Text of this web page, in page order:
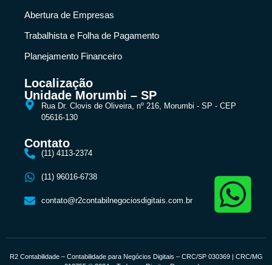
Abertura de Empresas
Trabalhista e Folha de Pagamento
Planejamento Financeiro
Localização
Unidade Morumbi – SP
Rua Dr. Clovis de Oliveira, nº 216, Morumbi - SP - CEP
05616-130
Contato
(11) 4113-2374
(11) 96016-6738
contato@r2contabilnegociosdigitais.com.br
R2 Contabilidade – Contabilidade para Negócios Digitais – CRC/SP 030369 | CRC/MG